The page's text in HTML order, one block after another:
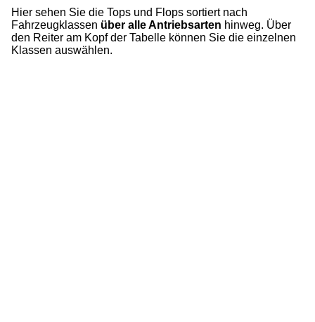
Hier sehen Sie die Tops und Flops sortiert nach
Fahrzeugklassen über alle Antriebsarten hinweg. Über
den Reiter am Kopf der Tabelle können Sie die einzelnen
Klassen auswählen.